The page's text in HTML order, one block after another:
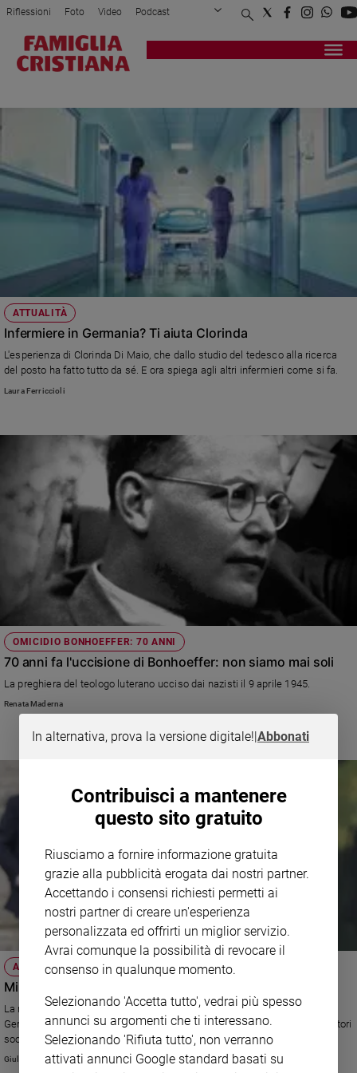
Attualità
Legalità
Interviste
Papa
Papa
Chiesa
e
Santo
giorno
e
valori
Creato
Caso
settimana
Migranti
Diversità
e
inclusione
Costume
Cultura
e
spettacoli
Riflessioni Foto Video Podcast
Privacy Policy Chi siamo
Registrati Redazione
ATTUALITÀ
Infermiere in Germania? Ti aiuta Clorinda
L'esperienza di Clorinda Di Maio, che dallo studio del tedesco alla ricerca
del posto ha fatto tutto da sé. E ora spiega agli altri infermieri come si fa.
Laura Ferriccioli
OMICIDIO BONHOEFFER: 70 ANNI
70 anni fa l'uccisione di Bonhoeffer: non siamo mai soli
La preghiera del teologo luterano ucciso dai nazisti il 9 aprile 1945.
Renata Maderna
ATTUALITÀ
Minijob e midijob, ecco come lavorano i tedeschi
La riforma del mercato del lavoro italiano guarda al modello della
Germania, che ha introdotto cambiamenti nel sistema degli ammortizzatori
sociali, nella ricerca del lavoro e, soprattutto, nelle forme di contratto.
Giulia Cerqueti
In alternativa, prova la versione digitale!|Abbonati
Contribuisci a mantenere
questo sito gratuito
Riusciamo a fornire informazione gratuita
grazie alla pubblicità erogata dai nostri partner.
Accettando i consensi richiesti permetti ai
nostri partner di creare un'esperienza
personalizzata ed offrirti un miglior servizio.
Avrai comunque la possibilità di revocare il
consenso in qualunque momento.
Selezionando 'Accetta tutto', vedrai più spesso
annunci su argomenti che ti interessano.
Selezionando 'Rifiuta tutto', non verranno
attivati annunci Google standard basati su